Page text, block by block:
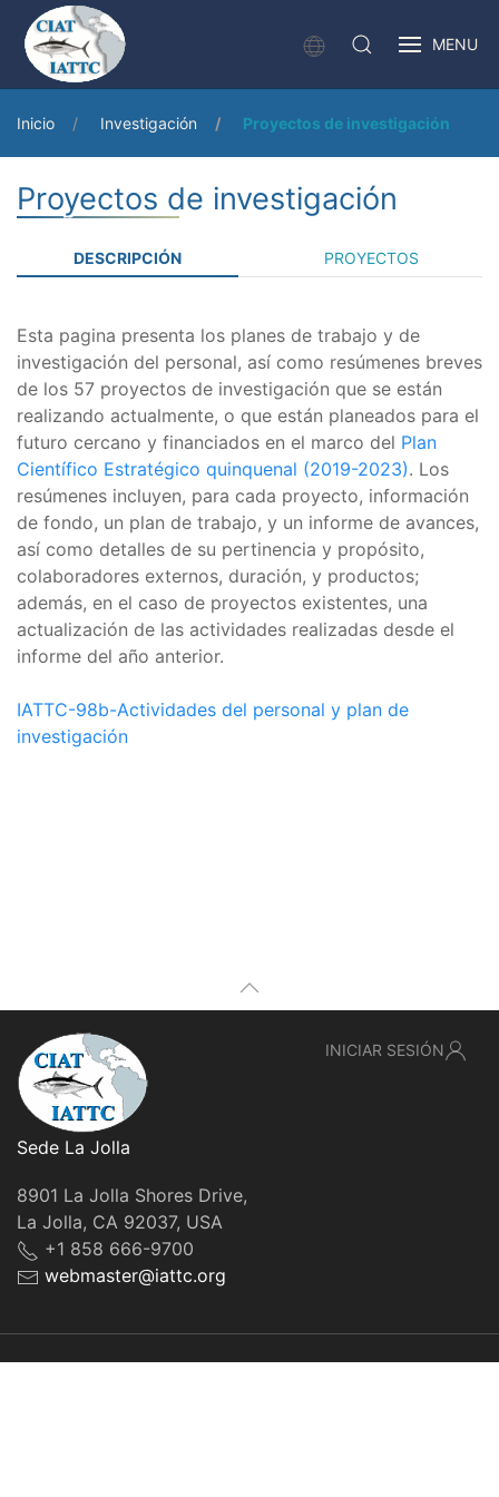
MENU
Inicio Investigación Proyectos de investigación
Proyectos de investigación
DESCRIPCIÓN PROYECTOS
Esta pagina presenta los planes de trabajo y de
investigación del personal, así como resúmenes breves
de los 57 proyectos de investigación que se están
realizando actualmente, o que están planeados para el
futuro cercano y financiados en el marco del Plan
Científico Estratégico quinquenal (2019-2023). Los
resúmenes incluyen, para cada proyecto, información
de fondo, un plan de trabajo, y un informe de avances,
así como detalles de su pertinencia y propósito,
colaboradores externos, duración, y productos;
además, en el caso de proyectos existentes, una
actualización de las actividades realizadas desde el
informe del año anterior.
IATTC-98b-Actividades del personal y plan de
investigación
Sede La Jolla
8901 La Jolla Shores Drive,
La Jolla, CA 92037, USA
+1 858 666-9700
webmaster@iattc.org
INICIAR SESIÓN
© IATTC, 2022-2026